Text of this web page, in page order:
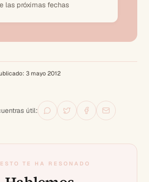
las próximas fechas
3 mayo 2012
útil:
TE HA RESONADO